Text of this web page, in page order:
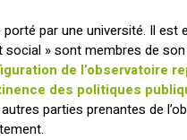
par une université. Il
» sont membres de
de l’observatoire
des politiques
parties prenantes de